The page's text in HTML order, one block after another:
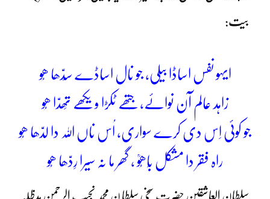
بیت:
ایہو نفس اساڈا بیلی، جو نال اساڈے سِدّھا ھُو
زاہد عالم آن نوائے، جِتھے ٹکڑا ویکھے تِھدّا ھُو
جو کوئی اِس دی کرے سواری، اُس ناں اللہ دا لدّھا ھُو
راہ فقر دا مشکل بَاھُوؒ ، گھر ما نہ سیرا رِدّھا ھُو
سلطان العاشقین حضرت سخی سلطا ن محمد نجیب الرحمن مدظلہ